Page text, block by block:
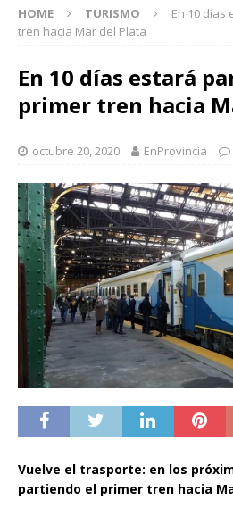
HOME TURISMO
En 10
tren hacia Mar del Plata
En 10 días estará
primer tren hacia
octubre 20, 2020 EnProvincia
Vuelve el trasporte: en los
partiendo el primer tren hacia